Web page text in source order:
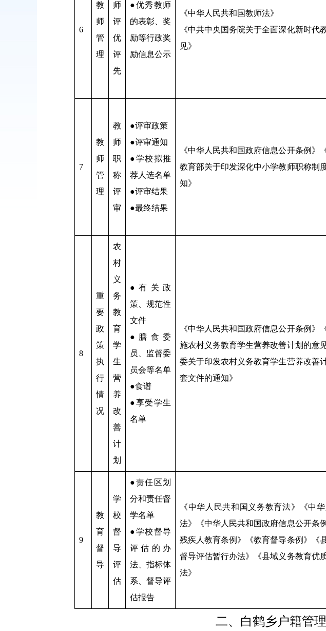
6
教
师
管
理
师
评
优
评
先
●优秀教师
的表彰、奖
励等行政奖
励信息公示
《中华人民共和国教师法》
《中共中央国务院关于全面深化新时代
见》
7
教
师
管
理
教
师
职
称
评
审
●评审政策
●评审通知
●学校拟推
荐人选名单
●评审结果
●最终结果
《中华人民共和国政府信息公开条例》
教育部关于印发深化中小学教师职称制
知》
8
重
要
政
策
执
行
情
况
农
村
义
务
教
育
学
生
营
养
改
善
计
划
●有关政
策、规范性
文件
●膳食委
员、监督委
员会等名单
●食谱
●享受学生
名单
《中华人民共和国政府信息公开条例》
施农村义务教育学生营养改善计划的意
委关于印发农村义务教育学生营养改善
套文件的通知》
9
教
育
督
导
学
校
督
导
评
估
●责任区划
分和责任督
学名单
●学校督导
评估的办
法、指标体
系、督导评
估报告
《中华人民共和国义务教育法》《中
法》《中华人民共和国政府信息公开条
残疾人教育条例》《教育督导条例》《
督导评估暂行办法》《县域义务教育优
法》
二、白鹤乡户籍管